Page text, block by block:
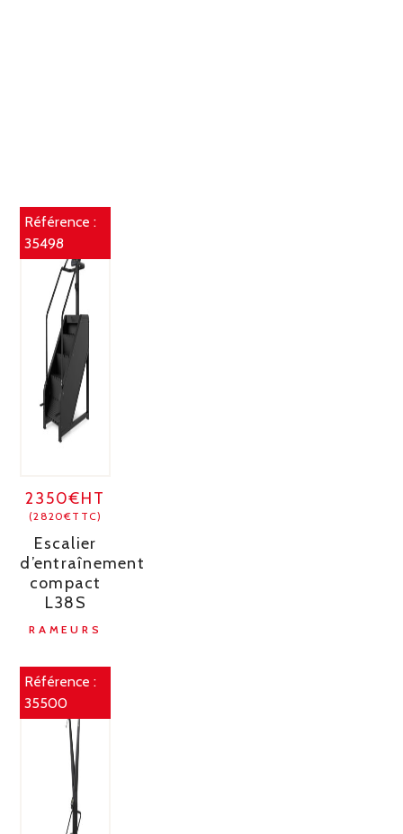
Référence :
35498
2350€HT
(2820€TTC)
Escalier
d’entraînement
compact
L38S
RAMEURS
Référence :
35500